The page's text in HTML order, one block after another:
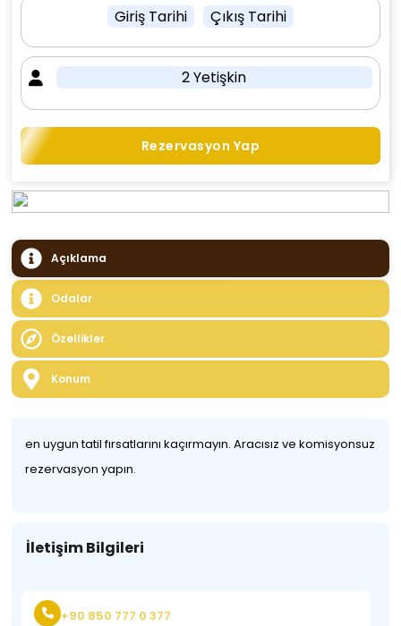
Giriş Tarihi Çıkış Tarihi
2 Yetişkin
Rezervasyon Yap
Açıklama
Odalar
Özellikler
Konum
en uygun tatil fırsatlarını kaçırmayın. Aracısız ve komisyonsuz
rezervasyon yapın.
İletişim Bilgileri
+90 850 777 0 377